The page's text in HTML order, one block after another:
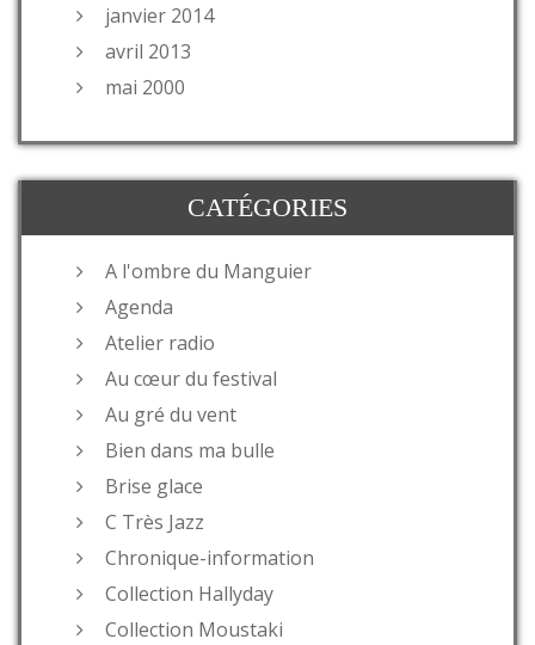
janvier 2014
avril 2013
mai 2000
CATÉGORIES
A l'ombre du Manguier
Agenda
Atelier radio
Au cœur du festival
Au gré du vent
Bien dans ma bulle
Brise glace
C Très Jazz
Chronique-information
Collection Hallyday
Collection Moustaki